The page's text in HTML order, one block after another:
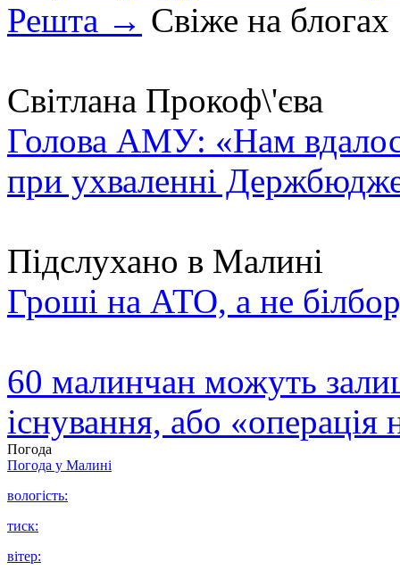
Решта → Свіже на блогах
Світлана Прокоф\'єва
Голова АМУ: «Нам
при ухваленні
Підслухано в Малині
Гроші на АТО, а не
60 малинчан можуть
існування, або «операція
Погода
Погода у Малині
вологість:
тиск:
вітер: